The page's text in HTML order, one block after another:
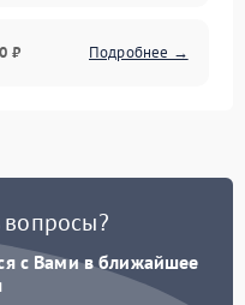
₽ Подробнее →
₽ Подробнее →
вопросы?
с Вами в ближайшее